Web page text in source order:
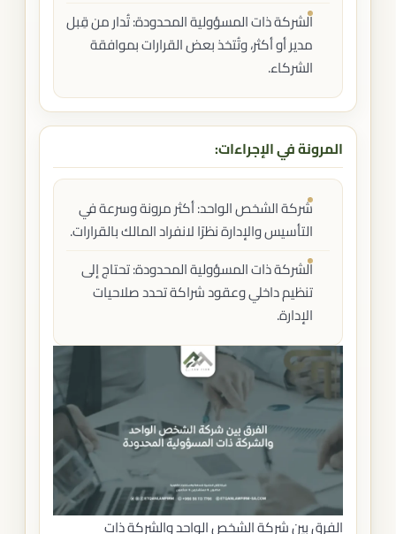
الشركة ذات المسؤولية المحدودة: تُدار من قِبل
مدير أو أكثر، وتُتخذ بعض القرارات بموافقة
الشركاء.
المرونة في الإجراءات:
شركة الشخص الواحد: أكثر مرونة وسرعة في
التأسيس والإدارة نظرًا لانفراد المالك بالقرارات.
الشركة ذات المسؤولية المحدودة: تحتاج إلى
تنظيم داخلي وعقود شراكة تحدد صلاحيات
الإدارة.
الفرق بين شركة الشخص الواحد والشركة ذات